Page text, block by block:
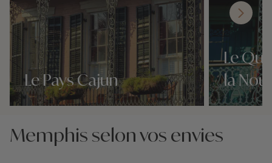
Le Pays Cajun
Le
la
Memphis selon vos envies